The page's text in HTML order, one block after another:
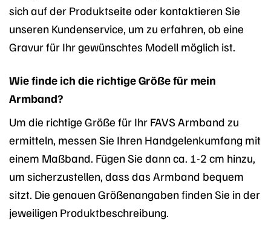
sich auf der Produktseite oder kontaktieren Sie
unseren Kundenservice, um zu erfahren, ob eine
Gravur für Ihr gewünschtes Modell möglich ist.
Wie finde ich die richtige Größe für mein
Armband?
Um die richtige Größe für Ihr FAVS Armband zu
ermitteln, messen Sie Ihren Handgelenkumfang mit
einem Maßband. Fügen Sie dann ca. 1-2 cm hinzu,
um sicherzustellen, dass das Armband bequem
sitzt. Die genauen Größenangaben finden Sie in der
jeweiligen Produktbeschreibung.